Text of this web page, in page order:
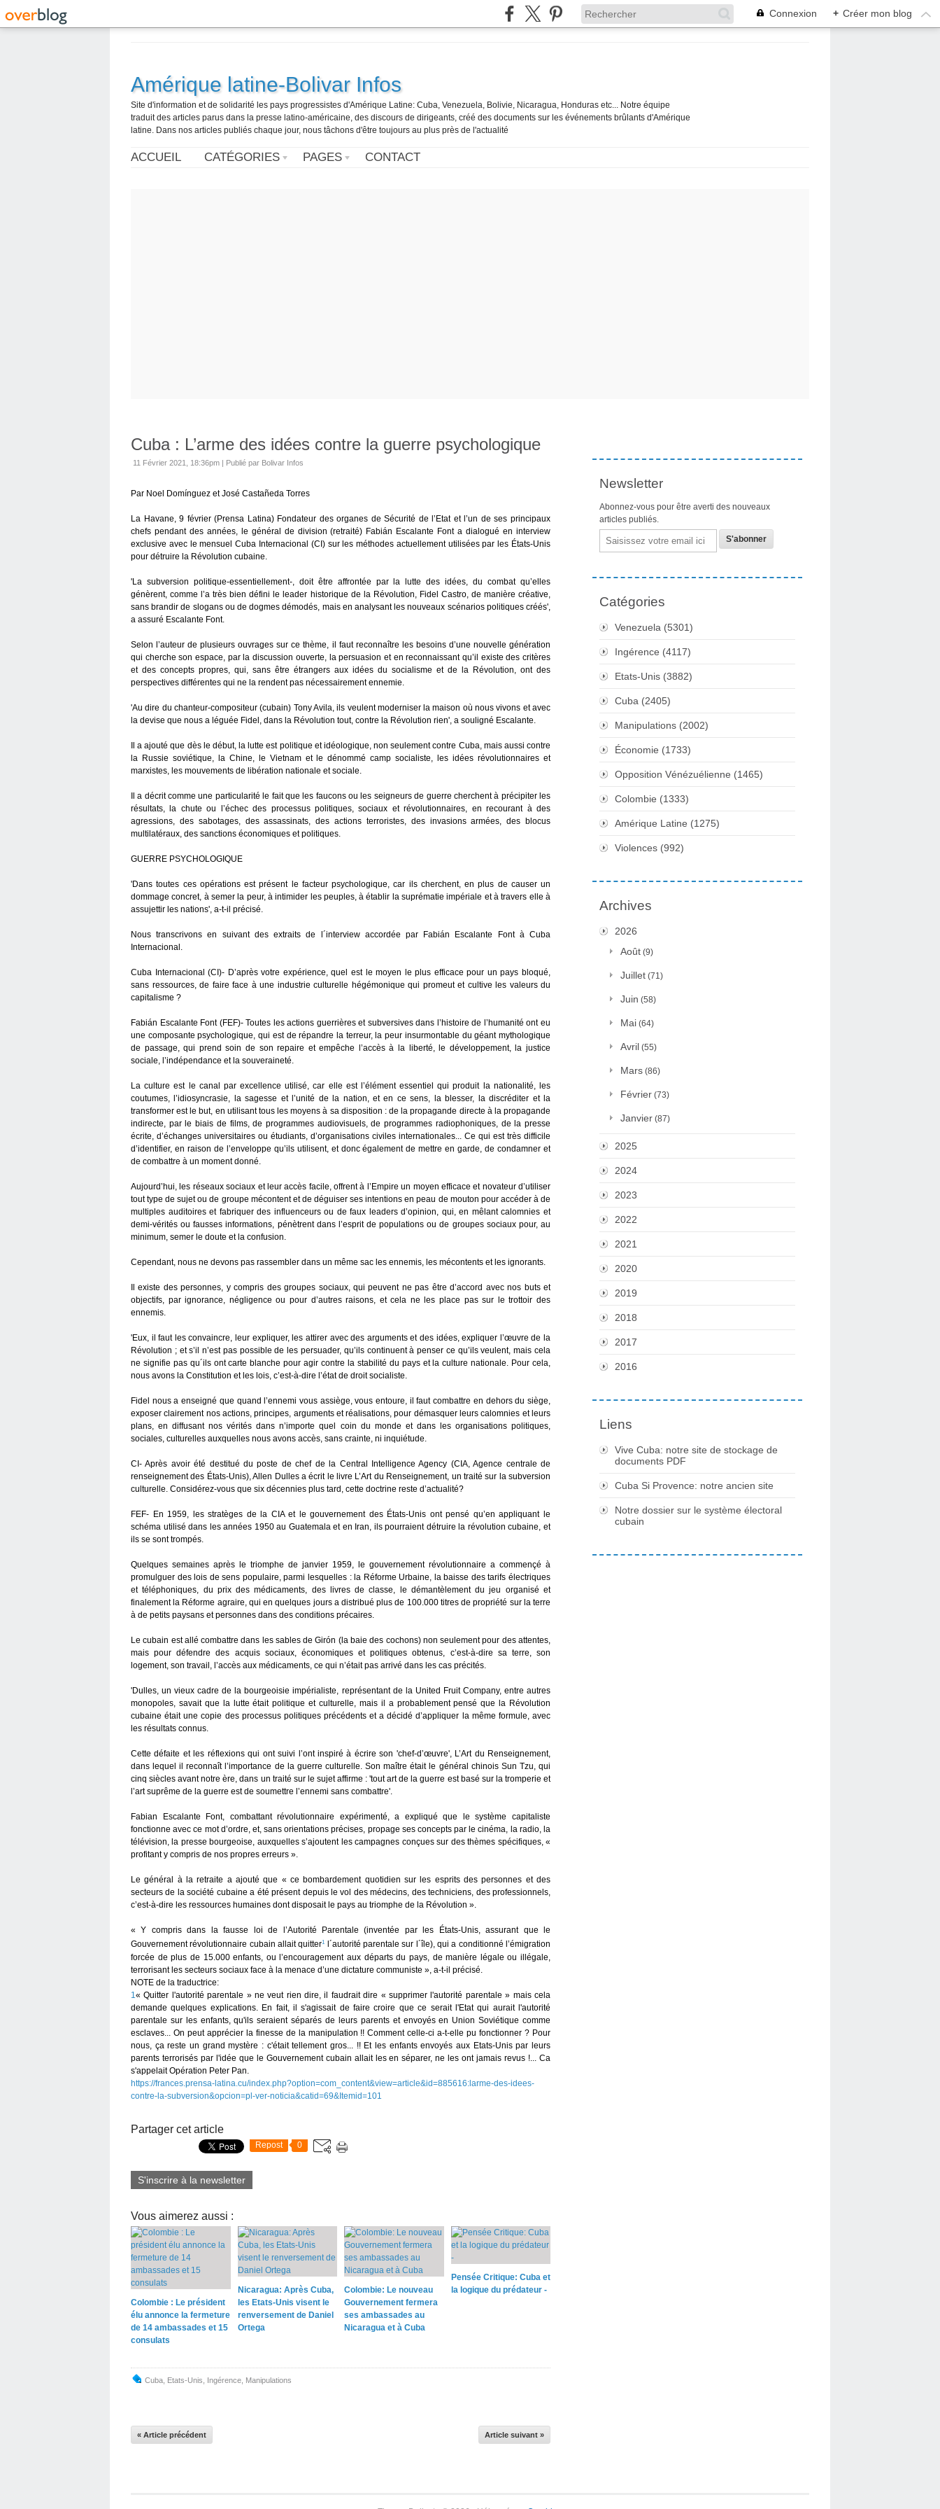
Connexion + Créer mon blog
Amérique latine-Bolivar Infos
Site d'information et de solidarité les pays progressistes d'Amérique Latine: Cuba, Venezuela, Bolivie, Nicaragua, Honduras etc... Notre équipe
traduit des articles parus dans la presse latino-américaine, des discours de dirigeants, créé des documents sur les événements brûlants d'Amérique
latine. Dans nos articles publiés chaque jour, nous tâchons d'être toujours au plus près de l'actualité
ACCUEIL CATÉGORIES PAGES CONTACT
Cuba : L’arme des idées contre la guerre psychologique
11 Février 2021, 18:36pm | Publié par Bolivar Infos
Par Noel Domínguez et José Castañeda Torres
La Havane, 9 février (Prensa Latina) Fondateur des organes de Sécurité de l’Etat et l’un de ses principaux
chefs pendant des années, le général de division (retraité) Fabián Escalante Font a dialogué en interview
exclusive avec le mensuel Cuba Internacional (CI) sur les méthodes actuellement utilisées par les États-Unis
pour détruire la Révolution cubaine.
'La subversion politique-essentiellement-, doit être affrontée par la lutte des idées, du combat qu’elles
génèrent, comme l’a très bien défini le leader historique de la Révolution, Fidel Castro, de manière créative,
sans brandir de slogans ou de dogmes démodés, mais en analysant les nouveaux scénarios politiques créés',
a assuré Escalante Font.
Selon l’auteur de plusieurs ouvrages sur ce thème, il faut reconnaître les besoins d’une nouvelle génération
qui cherche son espace, par la discussion ouverte, la persuasion et en reconnaissant qu’il existe des critères
et des concepts propres, qui, sans être étrangers aux idées du socialisme et de la Révolution, ont des
perspectives différentes qui ne la rendent pas nécessairement ennemie.
'Au dire du chanteur-compositeur (cubain) Tony Avila, ils veulent moderniser la maison où nous vivons et avec
la devise que nous a léguée Fidel, dans la Révolution tout, contre la Révolution rien', a souligné Escalante.
Il a ajouté que dès le début, la lutte est politique et idéologique, non seulement contre Cuba, mais aussi contre
la Russie soviétique, la Chine, le Vietnam et le dénommé camp socialiste, les idées révolutionnaires et
marxistes, les mouvements de libération nationale et sociale.
Il a décrit comme une particularité le fait que les faucons ou les seigneurs de guerre cherchent à précipiter les
résultats, la chute ou l’échec des processus politiques, sociaux et révolutionnaires, en recourant à des
agressions, des sabotages, des assassinats, des actions terroristes, des invasions armées, des blocus
multilatéraux, des sanctions économiques et politiques.
GUERRE PSYCHOLOGIQUE
'Dans toutes ces opérations est présent le facteur psychologique, car ils cherchent, en plus de causer un
dommage concret, à semer la peur, à intimider les peuples, à établir la suprématie impériale et à travers elle à
assujettir les nations', a-t-il précisé.
Nous transcrivons en suivant des extraits de l´interview accordée par Fabián Escalante Font à Cuba
Internacional.
Cuba Internacional (CI)- D’après votre expérience, quel est le moyen le plus efficace pour un pays bloqué,
sans ressources, de faire face à une industrie culturelle hégémonique qui promeut et cultive les valeurs du
capitalisme ?
Fabián Escalante Font (FEF)- Toutes les actions guerrières et subversives dans l’histoire de l’humanité ont eu
une composante psychologique, qui est de répandre la terreur, la peur insurmontable du géant mythologique
de passage, qui prend soin de son repaire et empêche l’accès à la liberté, le développement, la justice
sociale, l’indépendance et la souveraineté.
La culture est le canal par excellence utilisé, car elle est l’élément essentiel qui produit la nationalité, les
coutumes, l’idiosyncrasie, la sagesse et l’unité de la nation, et en ce sens, la blesser, la discréditer et la
transformer est le but, en utilisant tous les moyens à sa disposition : de la propagande directe à la propagande
indirecte, par le biais de films, de programmes audiovisuels, de programmes radiophoniques, de la presse
écrite, d’échanges universitaires ou étudiants, d’organisations civiles internationales... Ce qui est très difficile
d’identifier, en raison de l’enveloppe qu’ils utilisent, et donc également de mettre en garde, de condamner et
de combattre à un moment donné.
Aujourd’hui, les réseaux sociaux et leur accès facile, offrent à l’Empire un moyen efficace et novateur d’utiliser
tout type de sujet ou de groupe mécontent et de déguiser ses intentions en peau de mouton pour accéder à de
multiples auditoires et fabriquer des influenceurs ou de faux leaders d’opinion, qui, en mêlant calomnies et
demi-vérités ou fausses informations, pénètrent dans l’esprit de populations ou de groupes sociaux pour, au
minimum, semer le doute et la confusion.
Cependant, nous ne devons pas rassembler dans un même sac les ennemis, les mécontents et les ignorants.
Il existe des personnes, y compris des groupes sociaux, qui peuvent ne pas être d’accord avec nos buts et
objectifs, par ignorance, négligence ou pour d’autres raisons, et cela ne les place pas sur le trottoir des
ennemis.
'Eux, il faut les convaincre, leur expliquer, les attirer avec des arguments et des idées, expliquer l’œuvre de la
Révolution ; et s’il n’est pas possible de les persuader, qu’ils continuent à penser ce qu’ils veulent, mais cela
ne signifie pas qu´ils ont carte blanche pour agir contre la stabilité du pays et la culture nationale. Pour cela,
nous avons la Constitution et les lois, c’est-à-dire l’état de droit socialiste.
Fidel nous a enseigné que quand l’ennemi vous assiège, vous entoure, il faut combattre en dehors du siège,
exposer clairement nos actions, principes, arguments et réalisations, pour démasquer leurs calomnies et leurs
plans, en diffusant nos vérités dans n’importe quel coin du monde et dans les organisations politiques,
sociales, culturelles auxquelles nous avons accès, sans crainte, ni inquiétude.
CI- Après avoir été destitué du poste de chef de la Central Intelligence Agency (CIA, Agence centrale de
renseignement des États-Unis), Allen Dulles a écrit le livre L’Art du Renseignement, un traité sur la subversion
culturelle. Considérez-vous que six décennies plus tard, cette doctrine reste d’actualité?
FEF- En 1959, les stratèges de la CIA et le gouvernement des États-Unis ont pensé qu’en appliquant le
schéma utilisé dans les années 1950 au Guatemala et en Iran, ils pourraient détruire la révolution cubaine, et
ils se sont trompés.
Quelques semaines après le triomphe de janvier 1959, le gouvernement révolutionnaire a commençé à
promulguer des lois de sens populaire, parmi lesquelles : la Réforme Urbaine, la baisse des tarifs électriques
et téléphoniques, du prix des médicaments, des livres de classe, le démantèlement du jeu organisé et
finalement la Réforme agraire, qui en quelques jours a distribué plus de 100.000 titres de propriété sur la terre
à de petits paysans et personnes dans des conditions précaires.
Le cubain est allé combattre dans les sables de Girón (la baie des cochons) non seulement pour des attentes,
mais pour défendre des acquis sociaux, économiques et politiques obtenus, c’est-à-dire sa terre, son
logement, son travail, l’accès aux médicaments, ce qui n’était pas arrivé dans les cas précités.
'Dulles, un vieux cadre de la bourgeoisie impérialiste, représentant de la United Fruit Company, entre autres
monopoles, savait que la lutte était politique et culturelle, mais il a probablement pensé que la Révolution
cubaine était une copie des processus politiques précédents et a décidé d’appliquer la même formule, avec
les résultats connus.
Cette défaite et les réflexions qui ont suivi l’ont inspiré à écrire son 'chef-d’œuvre', L’Art du Renseignement,
dans lequel il reconnaît l’importance de la guerre culturelle. Son maître était le général chinois Sun Tzu, qui
cinq siècles avant notre ère, dans un traité sur le sujet affirme : 'tout art de la guerre est basé sur la tromperie et
l’art suprême de la guerre est de soumettre l’ennemi sans combattre'.
Fabian Escalante Font, combattant révolutionnaire expérimenté, a expliqué que le système capitaliste
fonctionne avec ce mot d’ordre, et, sans orientations précises, propage ses concepts par le cinéma, la radio, la
télévision, la presse bourgeoise, auxquelles s’ajoutent les campagnes conçues sur des thèmes spécifiques, «
profitant y compris de nos propres erreurs ».
Le général à la retraite a ajouté que « ce bombardement quotidien sur les esprits des personnes et des
secteurs de la société cubaine a été présent depuis le vol des médecins, des techniciens, des professionnels,
c’est-à-dire les ressources humaines dont disposait le pays au triomphe de la Révolution ».
« Y compris dans la fausse loi de l’Autorité Parentale (inventée par les États-Unis, assurant que le
Gouvernement révolutionnaire cubain allait quitter1
l´autorité parentale sur l´île), qui a conditionné l’émigration
forcée de plus de 15.000 enfants, ou l’encouragement aux départs du pays, de manière légale ou illégale,
terrorisant les secteurs sociaux face à la menace d’une dictature communiste », a-t-il précisé.
NOTE de la traductrice:
1« Quitter l'autorité parentale » ne veut rien dire, il faudrait dire « supprimer l'autorité parentale » mais cela
demande quelques explications. En fait, il s'agissait de faire croire que ce serait l'Etat qui aurait l'autorité
parentale sur les enfants, qu'ils seraient séparés de leurs parents et envoyés en Union Soviétique comme
esclaves... On peut apprécier la finesse de la manipulation !! Comment celle-ci a-t-elle pu fonctionner ? Pour
nous, ça reste un grand mystère : c'était tellement gros... !! Et les enfants envoyés aux Etats-Unis par leurs
parents terrorisés par l'idée que le Gouvernement cubain allait les en séparer, ne les ont jamais revus !... Ca
s'appelait Opération Peter Pan.
https://frances.prensa-latina.cu/index.php?option=com_content&view=article&id=885616:larme-des-idees-
contre-la-subversion&opcion=pl-ver-noticia&catid=69&Itemid=101
Partager cet article
Repost 0
S'inscrire à la newsletter
Vous aimerez aussi :
Colombie : Le président
élu annonce la fermeture
de 14 ambassades et 15
consulats
Nicaragua: Après Cuba,
les Etats-Unis visent le
renversement de Daniel
Ortega
Colombie: Le nouveau
Gouvernement fermera
ses ambassades au
Nicaragua et à Cuba
Pensée Critique: Cuba et
la logique du prédateur -
Cuba Etats-Unis Ingérence Manipulations
« Article précédent Article suivant »
Newsletter
Abonnez-vous pour être averti des nouveaux
articles publiés.
Email
Catégories
Venezuela (5301)
Ingérence (4117)
Etats-Unis (3882)
Cuba (2405)
Manipulations (2002)
Économie (1733)
Opposition Vénézuélienne (1465)
Colombie (1333)
Amérique Latine (1275)
Violences (992)
Archives
2026
Août (9)
Juillet (71)
Juin (58)
Mai (64)
Avril (55)
Mars (86)
Février (73)
Janvier (87)
2025
2024
2023
2022
2021
2020
2019
2018
2017
2016
Liens
Vive Cuba: notre site de stockage de
documents PDF
Cuba Si Provence: notre ancien site
Notre dossier sur le système électoral
cubain